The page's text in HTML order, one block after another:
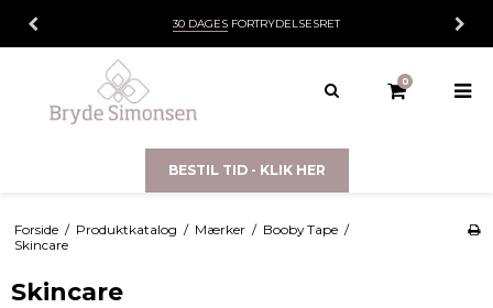
30 DAGES FORTRYDELSESRET
0
BESTIL TID - KLIK HER
Forside / Produktkatalog / Mærker / Booby Tape /
Skincare
Skincare